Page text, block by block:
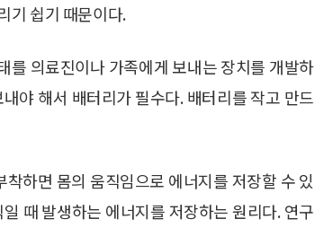
기 쉽기 때문이다.
를 의료진이나 가족에게 보내는 장치를 개발하
야 해서 배터리가 필수다. 배터리를 작고 만드
하면 몸의 움직임으로 에너지를 저장할 수 있
때 발생하는 에너지를 저장하는 원리다. 연구